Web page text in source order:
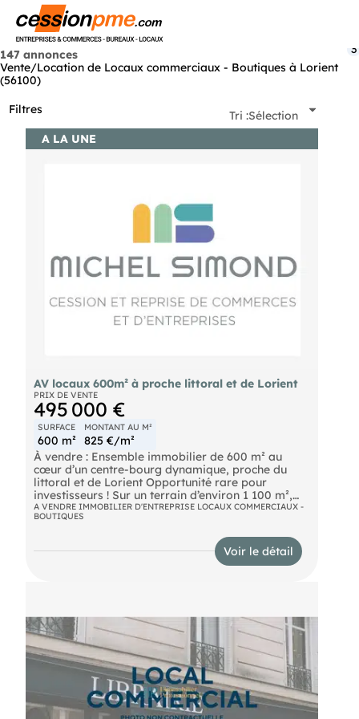
147 annonces
Vente/Location de Locaux commerciaux - Boutiques à Lorient
(56100)
Filtres
3
Tri :Sélection
A LA UNE
AV locaux 600m² à proche littoral et de Lorient
PRIX DE VENTE
495 000 €
SURFACE
600 m²
MONTANT AU M²
825 €/m²
À vendre : Ensemble immobilier de 600 m² au
cœur d’un centre-bourg dynamique, proche du
littoral et de Lorient Opportunité rare pour
investisseurs ! Sur un terrain d’environ 1 100 m²,
cet ensemble comprend :
- 300 m² de murs commerciaux avec locataire en
138 m². Bail signé en 2023 avec un loyer annuel de
possibilités. Zone urbanisme centre-bourg avec
une hauteur constructible jusqu'à 11 mètres, idéale
pour exploitation immédiate ou projet de
construction résidentielle. # PRIX HONORAIRES
- ACCOMPAGNEMENT BANCAIRE INCLUS #
D’autres fonds de commerce sont disponibles sur
notre site internet CONTACTEZ-NOUS pour plus
A VENDRE IMMOBILIER D'ENTREPRISE LOCAUX COMMERCIAUX -
BOUTIQUES
Voir le détail